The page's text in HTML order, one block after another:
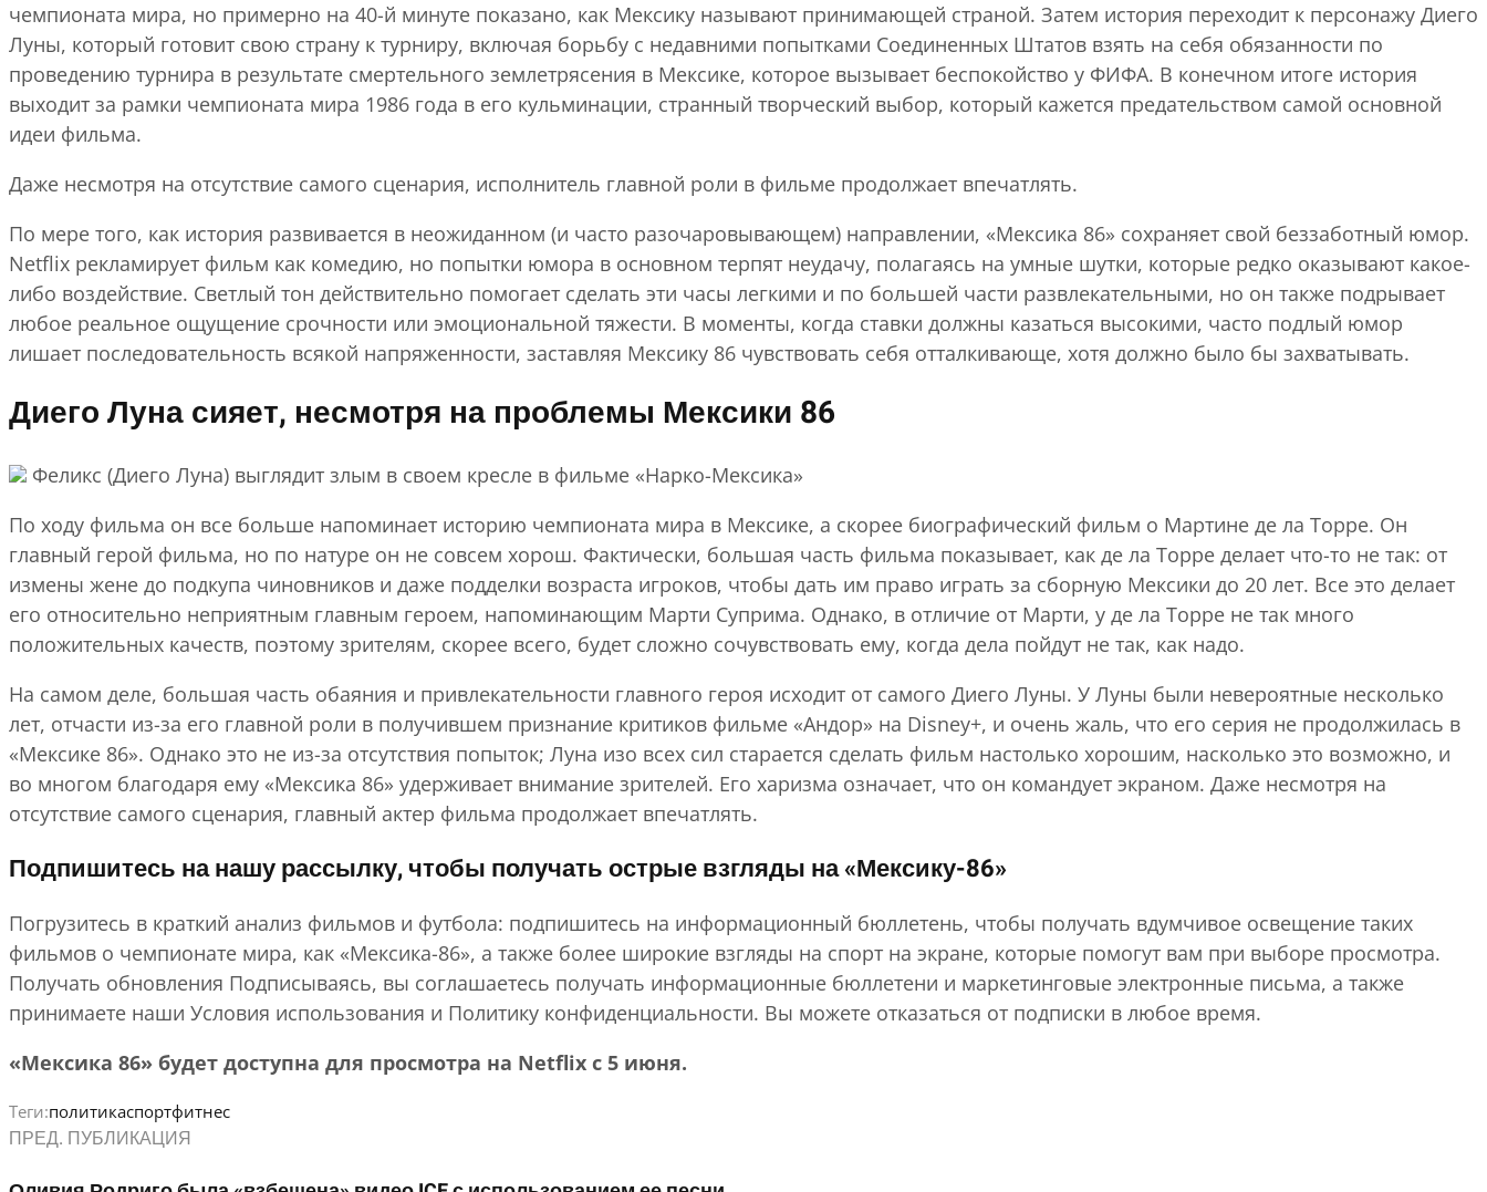
чемпионата мира, но примерно на 40-й минуте показано, как Мексику называют принимающей страной. Затем история переходит к персонажу Диего
Луны, который готовит свою страну к турниру, включая борьбу с недавними попытками Соединенных Штатов взять на себя обязанности по
проведению турнира в результате смертельного землетрясения в Мексике, которое вызывает беспокойство у ФИФА. В конечном итоге история
выходит за рамки чемпионата мира 1986 года в его кульминации, странный творческий выбор, который кажется предательством самой основной
идеи фильма.
Даже несмотря на отсутствие самого сценария, исполнитель главной роли в фильме продолжает впечатлять.
По мере того, как история развивается в неожиданном (и часто разочаровывающем) направлении, «Мексика 86» сохраняет свой беззаботный юмор.
Netflix рекламирует фильм как комедию, но попытки юмора в основном терпят неудачу, полагаясь на умные шутки, которые редко оказывают какое-
либо воздействие. Светлый тон действительно помогает сделать эти часы легкими и по большей части развлекательными, но он также подрывает
любое реальное ощущение срочности или эмоциональной тяжести. В моменты, когда ставки должны казаться высокими, часто подлый юмор
лишает последовательность всякой напряженности, заставляя Мексику 86 чувствовать себя отталкивающе, хотя должно было бы захватывать.
Диего Луна сияет, несмотря на проблемы Мексики 86
Феликс (Диего Луна) выглядит злым в своем кресле в фильме «Нарко-Мексика»
По ходу фильма он все больше напоминает историю чемпионата мира в Мексике, а скорее биографический фильм о Мартине де ла Торре. Он
главный герой фильма, но по натуре он не совсем хорош. Фактически, большая часть фильма показывает, как де ла Торре делает что-то не так: от
измены жене до подкупа чиновников и даже подделки возраста игроков, чтобы дать им право играть за сборную Мексики до 20 лет. Все это делает
его относительно неприятным главным героем, напоминающим Марти Суприма. Однако, в отличие от Марти, у де ла Торре не так много
положительных качеств, поэтому зрителям, скорее всего, будет сложно сочувствовать ему, когда дела пойдут не так, как надо.
На самом деле, большая часть обаяния и привлекательности главного героя исходит от самого Диего Луны. У Луны были невероятные несколько
лет, отчасти из-за его главной роли в получившем признание критиков фильме «Андор» на Disney+, и очень жаль, что его серия не продолжилась в
«Мексике 86». Однако это не из-за отсутствия попыток; Луна изо всех сил старается сделать фильм настолько хорошим, насколько это возможно, и
во многом благодаря ему «Мексика 86» удерживает внимание зрителей. Его харизма означает, что он командует экраном. Даже несмотря на
отсутствие самого сценария, главный актер фильма продолжает впечатлять.
Подпишитесь на нашу рассылку, чтобы получать острые взгляды на «Мексику-86»
Погрузитесь в краткий анализ фильмов и футбола: подпишитесь на информационный бюллетень, чтобы получать вдумчивое освещение таких
фильмов о чемпионате мира, как «Мексика-86», а также более широкие взгляды на спорт на экране, которые помогут вам при выборе просмотра.
Получать обновления Подписываясь, вы соглашаетесь получать информационные бюллетени и маркетинговые электронные письма, а также
принимаете наши Условия использования и Политику конфиденциальности. Вы можете отказаться от подписки в любое время.
«Мексика 86» будет доступна для просмотра на Netflix с 5 июня.
Теги:политикаспортфитнес
ПРЕД. ПУБЛИКАЦИЯ